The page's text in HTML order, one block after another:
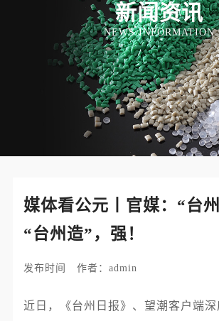
新闻资讯
NEWS INFORMATION
媒体看公元丨官媒：“台
“台州造”，强！
发布时间 作者：admin
近日，《台州日报》、望潮客户端